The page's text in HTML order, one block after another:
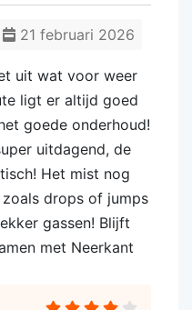
21 februari 2026
uit wat voor weer
ligt er altijd goed
goede onderhoud!
uitdagend, de
Het mist nog
drops of jumps
gassen! Blijft
met Neerkant